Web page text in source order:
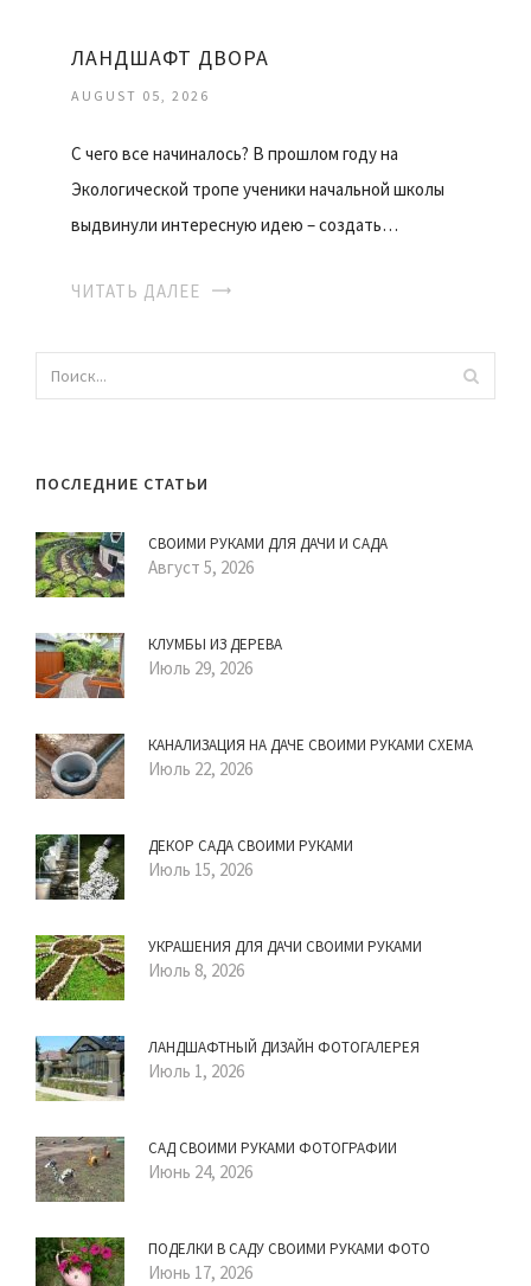
ЛАНДШАФТ ДВОРА
AUGUST 05, 2026
С чего все начиналось? В прошлом году на
Экологической тропе ученики начальной школы
выдвинули интересную идею – создать…
ЧИТАТЬ ДАЛЕЕ
ПОСЛЕДНИЕ СТАТЬИ
СВОИМИ РУКАМИ ДЛЯ ДАЧИ И САДА
Август 5, 2026
КЛУМБЫ ИЗ ДЕРЕВА
Июль 29, 2026
КАНАЛИЗАЦИЯ НА ДАЧЕ СВОИМИ РУКАМИ СХЕМА
Июль 22, 2026
ДЕКОР САДА СВОИМИ РУКАМИ
Июль 15, 2026
УКРАШЕНИЯ ДЛЯ ДАЧИ СВОИМИ РУКАМИ
Июль 8, 2026
ЛАНДШАФТНЫЙ ДИЗАЙН ФОТОГАЛЕРЕЯ
Июль 1, 2026
САД СВОИМИ РУКАМИ ФОТОГРАФИИ
Июнь 24, 2026
ПОДЕЛКИ В САДУ СВОИМИ РУКАМИ ФОТО
Июнь 17, 2026